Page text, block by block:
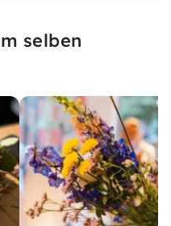
bei mir einen
selben